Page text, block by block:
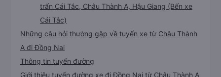
trấn Cái Tắc, Châu Thành A, Hậu Giang (Bến xe
Cái Tắc)
Những câu hỏi thường gặp về tuyến xe từ Châu Thành
A đi Đồng Nai
Thông tin tuyến đường
Giới thiệu tuyến đường xe đi Đồng Nai từ Châu Thành A